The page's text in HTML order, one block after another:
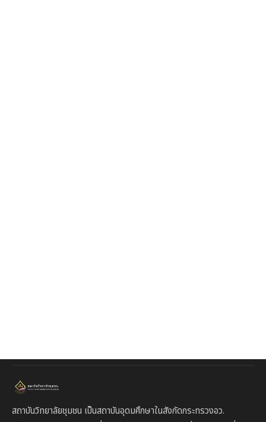
สถาบันวิทยาลัยชุมชน เป็นสถาบันอุดมศึกษาในสังกัดกระทรวงอว.